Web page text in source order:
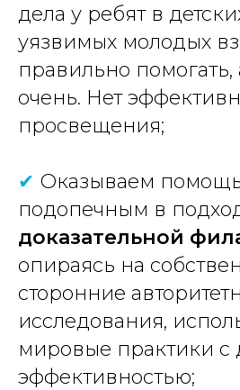
дела у ребят в
уязвимых молодых
правильно помогать,
очень. Нет
просвещения;
✔ Оказываем
подопечным в
доказательной
опираясь на
сторонние
исследования,
мировые практики с
эффективностью;